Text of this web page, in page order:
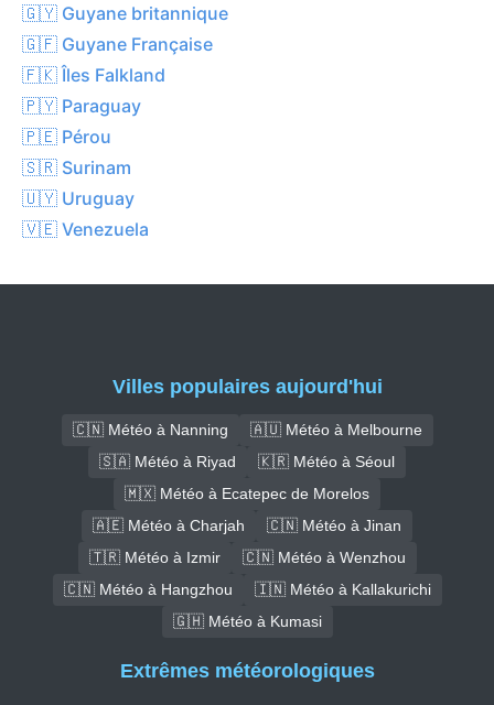
🇬🇾 Guyane britannique
🇬🇫 Guyane Française
🇫🇰 Îles Falkland
🇵🇾 Paraguay
🇵🇪 Pérou
🇸🇷 Surinam
🇺🇾 Uruguay
🇻🇪 Venezuela
Villes populaires aujourd'hui
🇨🇳 Météo à Nanning
🇦🇺 Météo à Melbourne
🇸🇦 Météo à Riyad
🇰🇷 Météo à Séoul
🇲🇽 Météo à Ecatepec de Morelos
🇦🇪 Météo à Charjah
🇨🇳 Météo à Jinan
🇹🇷 Météo à Izmir
🇨🇳 Météo à Wenzhou
🇨🇳 Météo à Hangzhou
🇮🇳 Météo à Kallakurichi
🇬🇭 Météo à Kumasi
Extrêmes météorologiques